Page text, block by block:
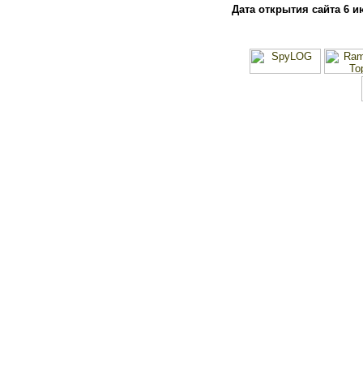
Дата открытия сайта 6